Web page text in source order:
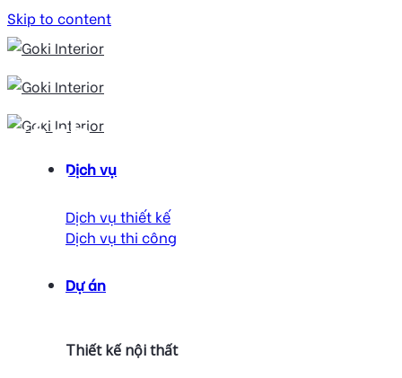
Skip to content
Dịch vụ
Dịch vụ thiết kế
Dịch vụ thi công
Dự án
Thiết kế nội thất
cách phối màu nội
thất